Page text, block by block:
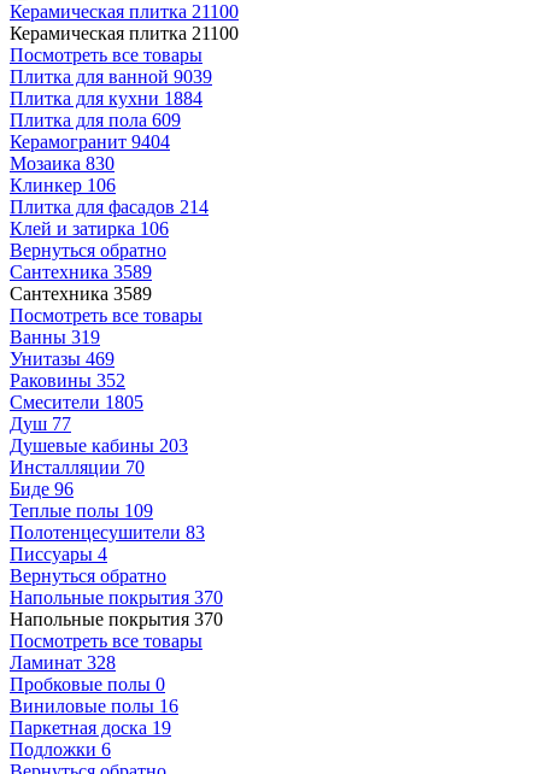
Керамическая плитка 21100
Керамическая плитка 21100
Посмотреть все товары
Плитка для ванной 9039
Плитка для кухни 1884
Плитка для пола 609
Керамогранит 9404
Мозаика 830
Клинкер 106
Плитка для фасадов 214
Клей и затирка 106
Вернуться обратно
Сантехника 3589
Сантехника 3589
Посмотреть все товары
Ванны 319
Унитазы 469
Раковины 352
Смесители 1805
Душ 77
Душевые кабины 203
Инсталляции 70
Биде 96
Теплые полы 109
Полотенцесушители 83
Писсуары 4
Вернуться обратно
Напольные покрытия 370
Напольные покрытия 370
Посмотреть все товары
Ламинат 328
Пробковые полы 0
Виниловые полы 16
Паркетная доска 19
Подложки 6